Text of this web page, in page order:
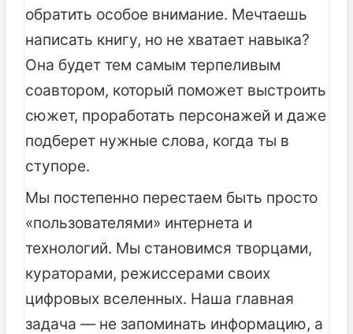
обратить особое внимание. Мечтаешь
написать книгу, но не хватает навыка?
Она будет тем самым терпеливым
соавтором, который поможет выстроить
сюжет, проработать персонажей и даже
подберет нужные слова, когда ты в
ступоре.
Мы постепенно перестаем быть просто
«пользователями» интернета и
технологий. Мы становимся творцами,
кураторами, режиссерами своих
цифровых вселенных. Наша главная
задача — не запоминать информацию, а